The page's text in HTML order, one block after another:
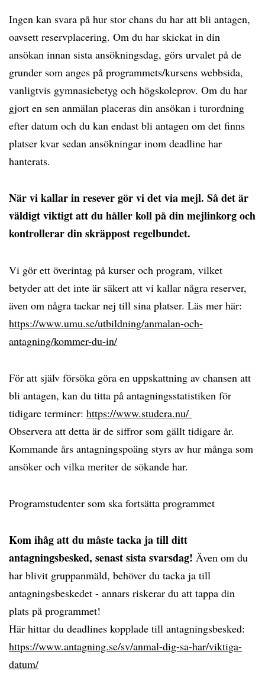
Ingen kan svara på hur stor chans du har att bli antagen,
oavsett reservplacering. Om du har skickat in din
ansökan innan sista ansökningsdag, görs urvalet på de
grunder som anges på programmets/kursens webbsida,
vanligtvis gymnasiebetyg och högskoleprov. Om du har
gjort en sen anmälan placeras din ansökan i turordning
efter datum och du kan endast bli antagen om det finns
platser kvar sedan ansökningar inom deadline har
hanterats.
När vi kallar in resever gör vi det via mejl. Så det är
väldigt viktigt att du håller koll på din mejlinkorg och
kontrollerar din skräppost regelbundet.
Vi gör ett överintag på kurser och program, vilket
betyder att det inte är säkert att vi kallar några reserver,
även om några tackar nej till sina platser. Läs mer här:
https://www.umu.se/utbildning/anmalan-och-
antagning/kommer-du-in/
För att själv försöka göra en uppskattning av chansen att
bli antagen, kan du titta på antagningsstatistiken för
tidigare terminer: https://www.studera.nu/
Observera att detta är de siffror som gällt tidigare år.
Kommande års antagningspoäng styrs av hur många som
ansöker och vilka meriter de sökande har.
Programstudenter som ska fortsätta programmet
Kom ihåg att du måste tacka ja till ditt
antagningsbesked, senast sista svarsdag! Även om du
har blivit gruppanmäld, behöver du tacka ja till
antagningsbeskedet - annars riskerar du att tappa din
plats på programmet!
Här hittar du deadlines kopplade till antagningsbesked:
https://www.antagning.se/sv/anmal-dig-sa-har/viktiga-
datum/